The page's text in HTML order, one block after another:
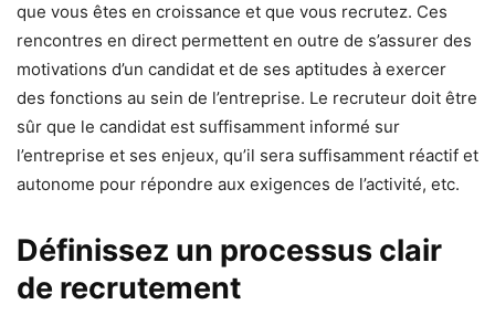
que vous êtes en croissance et que vous recrutez. Ces
rencontres en direct permettent en outre de s’assurer des
motivations d’un candidat et de ses aptitudes à exercer
des fonctions au sein de l’entreprise. Le recruteur doit être
sûr que le candidat est suffisamment informé sur
l’entreprise et ses enjeux, qu’il sera suffisamment réactif et
autonome pour répondre aux exigences de l’activité, etc.
Définissez un processus clair
de recrutement